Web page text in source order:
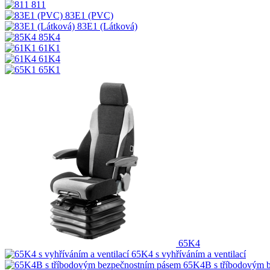
811
83E1 (PVC)
83E1 (Látková)
85K4
61K1
61K4
65K1
65K4
65K4 s vyhříváním a ventilací
65K4B s tříbodovým